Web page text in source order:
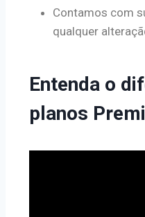
Contamos com
qualquer
Entenda o
planos